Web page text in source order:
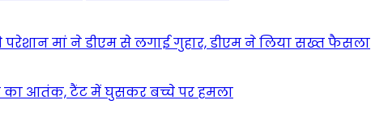
मां ने डीएम से लगाई गुहार, डीएम ने लिया सख्त फैसला
का आतंक, टैंट में घुसकर बच्चे पर हमला